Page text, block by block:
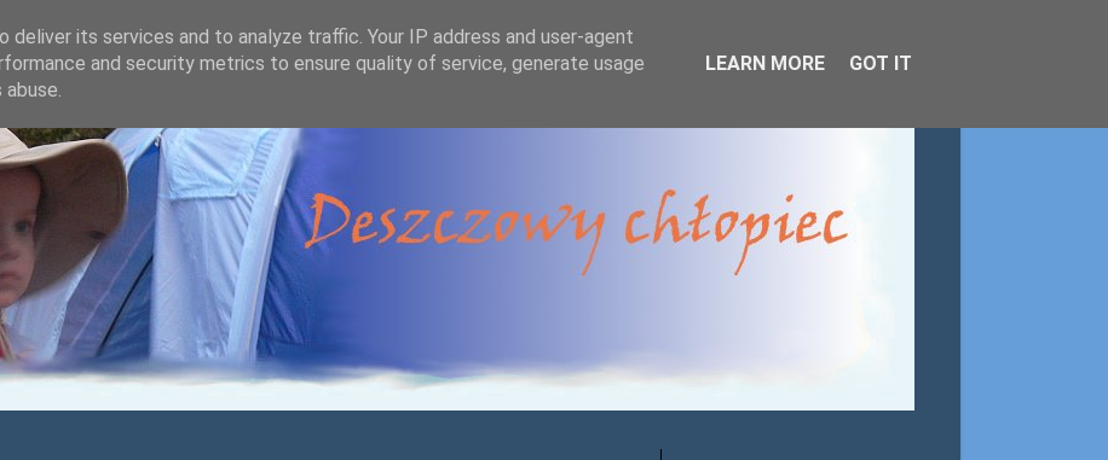
its services and to analyze traffic. Your IP address and user-agent
and security metrics to ensure quality of service, generate usage
LEARN MORE GOT IT